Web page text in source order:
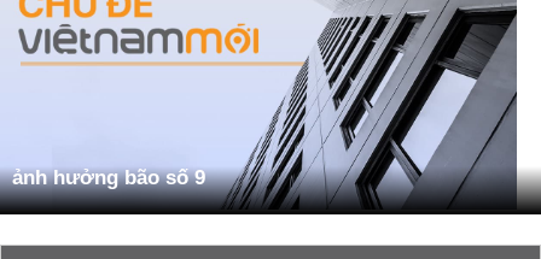
ảnh hưởng bão số 9